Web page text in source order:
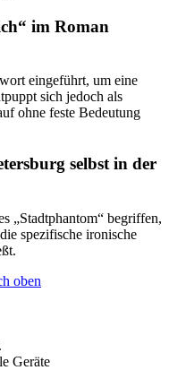
im Roman
eingeführt, um eine
sich jedoch als
ohne feste Bedeutung
selbst in der
„Stadtphantom“ begriffen,
spezifische ironische
oben
Geräte